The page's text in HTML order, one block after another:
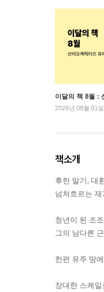
이달의 책 8월 :
2026년 08월 01
책소개
후한 말기, 대
넘쳐흐르는
청년이 된 조
그의 남다른
한편 유주 땅
장대한 스케